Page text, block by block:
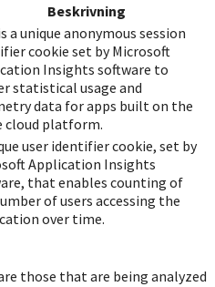
Beskrivning
a unique anonymous session
cookie set by Microsoft
Insights software to
statistical usage and
data for apps built on the
cloud platform.
user identifier cookie, set by
Application Insights
that enables counting of
of users accessing the
over time.
those that are being analyzed